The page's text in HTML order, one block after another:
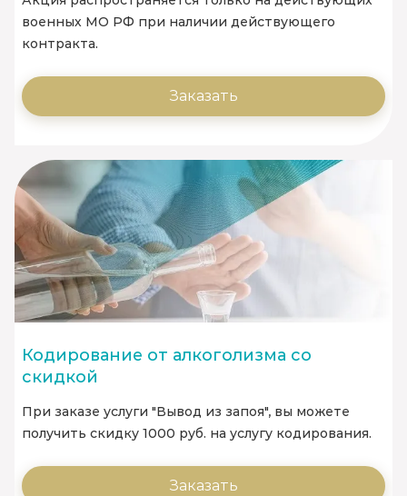
военных МО РФ при наличии действующего
контракта.
Заказать
Кодирование от алкоголизма со
скидкой
При заказе услуги "Вывод из запоя", вы можете
получить скидку 1000 руб. на услугу кодирования.
Заказать